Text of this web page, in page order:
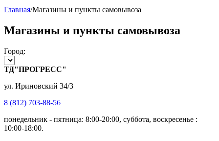
Главная/Магазины и пункты самовывоза
Магазины и пункты самовывоза
Город:
ТД"ПРОГРЕСС"
ул. Ириновский 34/3
8 (812) 703-88-56
понедельник - пятница: 8:00-20:00, суббота, воскресенье :
10:00-18:00.